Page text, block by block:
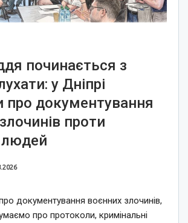
починається з
у Дніпрі
про документування
проти
документування воєнних злочинів,
про протоколи, кримінальні